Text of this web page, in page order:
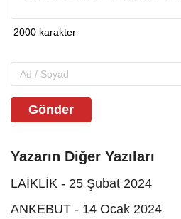
Gönder
Yazarın Diğer Yazıları
LAİKLİK - 25 Şubat 2024
ANKEBUT - 14 Ocak 2024